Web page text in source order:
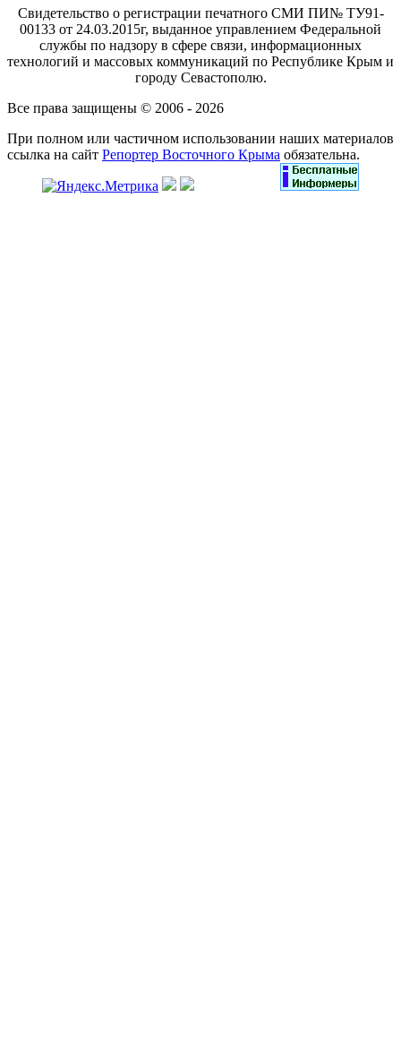
Свидетельство о регистрации печатного СМИ ПИ№ ТУ91-
00133 от 24.03.2015г, выданное управлением Федеральной
службы по надзору в сфере связи, информационных
технологий и массовых коммуникаций по Республике Крым и
городу Севастополю.
Все права защищены © 2006 - 2026
При полном или частичном использовании наших материалов
ссылка на сайт Репортер Восточного Крыма обязательна.